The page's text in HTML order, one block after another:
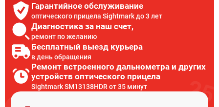
Гарантийное обслуживание
оптического прицела Sightmark до 3 лет
Диагностика за наш счет,
ремонт по желанию
Бесплатный выезд курьера
в день обращения
Ремонт встроенного дальнометра и других
устройств оптического прицела
Sightmark SM13138HDR от 35 минут